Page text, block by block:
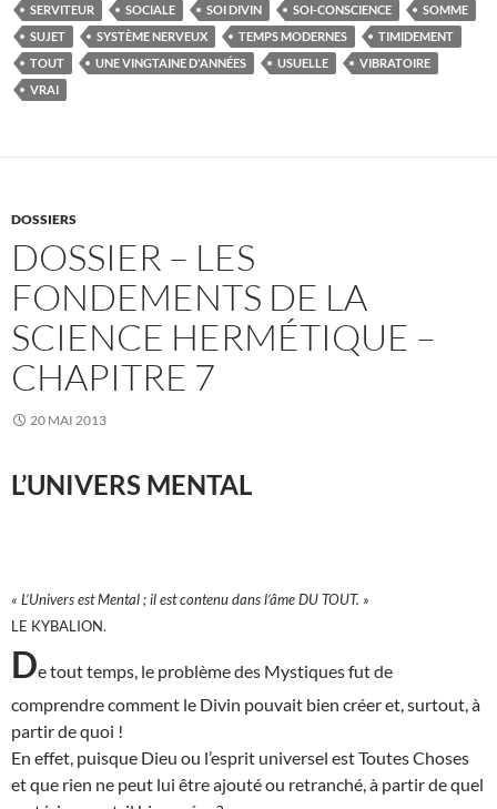
SERVITEUR
SOCIALE SOI DIVIN SOI-CONSCIENCE
SOMME
SUJET
SYSTÈME NERVEUX TEMPS MODERNES
TIMIDEMENT
TOUT
UNE VINGTAINE D'ANNÉES USUELLE
VIBRATOIRE
VRAI
DOSSIERS
DOSSIER – LES
FONDEMENTS DE LA
SCIENCE HERMÉTIQUE –
CHAPITRE 7
20 MAI 2013
L’UNIVERS MENTAL
« L’Univers est Mental ; il est contenu dans l’âme DU TOUT. »
LE KYBALION.
De tout temps, le problème des Mystiques fut de
comprendre comment le Divin pouvait bien créer et, surtout, à
partir de quoi !
En effet, puisque Dieu ou l’esprit universel est Toutes Choses
et que rien ne peut lui être ajouté ou retranché, à partir de quel